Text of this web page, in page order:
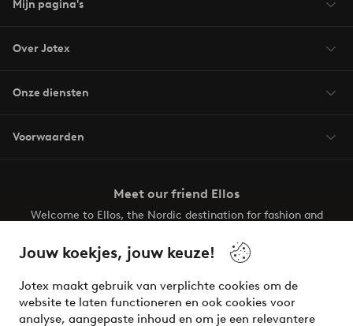
Jouw koekjes, jouw keuze!
Jotex maakt gebruik van verplichte cookies om de
website te laten functioneren en ook cookies voor
analyse, aangepaste inhoud en om je een relevantere
Mijn pagina's
Over Jotex
Onze diensten
Voorwaarden
Meet our friend Ellos
Welcome to Ellos, the Nordic destination for fashion and
your wardrobe. Your next inspiring look is here!